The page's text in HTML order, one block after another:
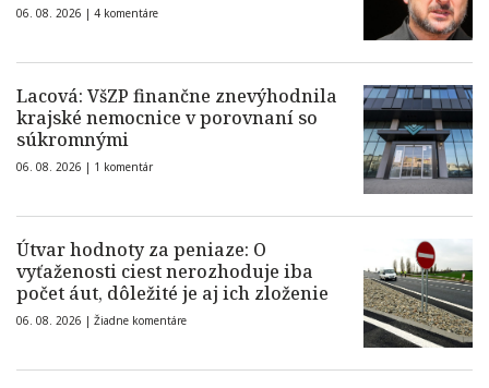
06. 08. 2026 | 4 komentáre
Lacová: VšZP finančne znevýhodnila
krajské nemocnice v porovnaní so
súkromnými
06. 08. 2026 | 1 komentár
Útvar hodnoty za peniaze: O
vyťaženosti ciest nerozhoduje iba
počet áut, dôležité je aj ich zloženie
06. 08. 2026 | Žiadne komentáre